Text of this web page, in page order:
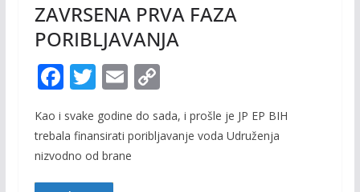
ZAVRSENA PRVA FAZA
PORIBLJAVANJA
F
ac
e
b
o
T
w
itt
er
E
m
ai
l
C
o
p
Kao i svake godine do sada, i prošle je JP EP BIH
trebala finansirati poribljavanje voda Udruženja
nizvodno od brane